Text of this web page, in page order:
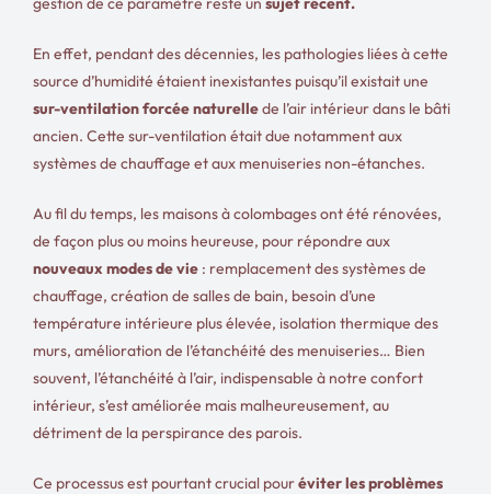
En effet, pendant des décennies, les pathologies liées à cette
source d’humidité étaient inexistantes puisqu’il existait une
sur-ventilation forcée naturellede l’air intérieur dans le bâti
ancien. Cette sur-ventilation était due notamment aux
systèmes de chauffage et aux menuiseries non-étanches.
Au fil du temps, les maisons à colombages ont été rénovées,
de façon plus ou moins heureuse, pour répondre aux
nouveaux modes de vie : remplacement des systèmes de
chauffage, création de salles de bain, besoin d’une
température intérieure plus élevée, isolation thermique des
murs, amélioration de l’étanchéité des menuiseries… Bien
souvent, l’étanchéité à l’air, indispensable à notre confort
intérieur, s’est améliorée mais malheureusement, au
détriment de la perspirance des parois.
Ce processus est pourtant crucial pouréviter les problèmes